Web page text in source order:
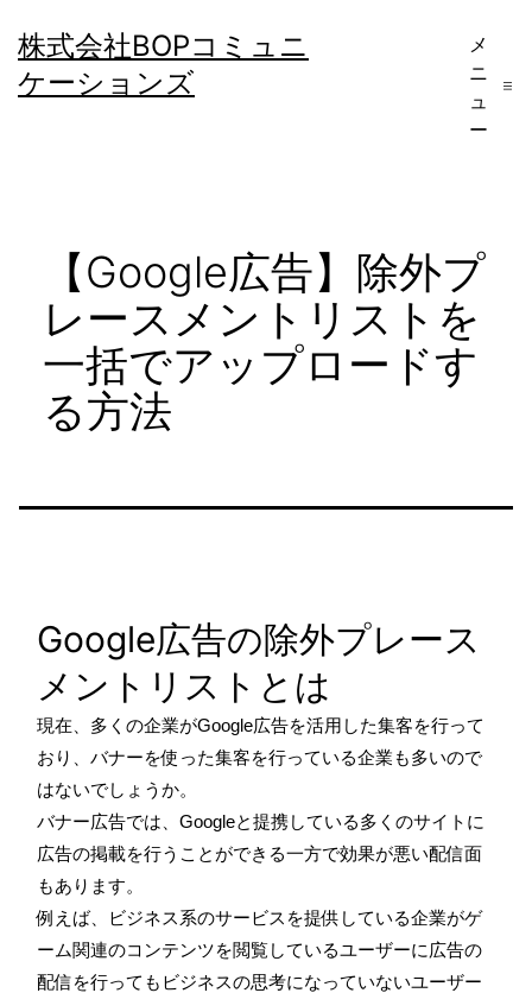
ン
テ
株式会社BOPコミュニ
ケーションズ
メ
ニ
ュ
ー
【Google広告】除外プ
レースメントリストを
一括でアップロードす
る方法
Google広告の除外プレース
メントリストとは
現在、多くの企業がGoogle広告を活用した集客を行って
おり、バナーを使った集客を行っている企業も多いので
はないでしょうか。
バナー広告では、Googleと提携している多くのサイトに
広告の掲載を行うことができる一方で効果が悪い配信面
もあります。
例えば、ビジネス系のサービスを提供している企業がゲ
ーム関連のコンテンツを閲覧しているユーザーに広告の
配信を行ってもビジネスの思考になっていないユーザー